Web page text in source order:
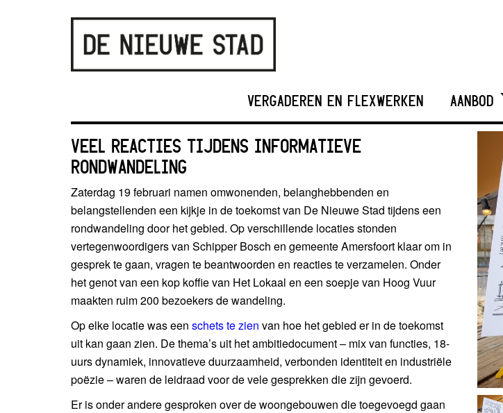
VERGADEREN EN FLEXWERKEN AANBOD
VEEL REACTIES TIJDENS INFORMATIEVE
RONDWANDELING
Zaterdag 19 februari namen omwonenden, belanghebbenden en
belangstellenden een kijkje in de toekomst van De Nieuwe Stad tijdens een
rondwandeling door het gebied. Op verschillende locaties stonden
vertegenwoordigers van Schipper Bosch en gemeente Amersfoort klaar om in
gesprek te gaan, vragen te beantwoorden en reacties te verzamelen. Onder
het genot van een kop koffie van Het Lokaal en een soepje van Hoog Vuur
maakten ruim 200 bezoekers de wandeling.
Op elke locatie was een schets te zien van hoe het gebied er in de toekomst
uit kan gaan zien. De thema’s uit het ambitiedocument – mix van functies, 18-
uurs dynamiek, innovatieve duurzaamheid, verbonden identiteit en industriële
poëzie – waren de leidraad voor de vele gesprekken die zijn gevoerd.
Er is onder andere gesproken over de woongebouwen die toegevoegd gaan